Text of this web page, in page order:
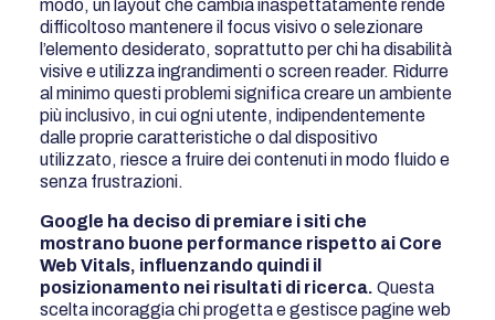
modo, un layout che cambia inaspettatamente rende
difficoltoso mantenere il focus visivo o selezionare
l’elemento desiderato, soprattutto per chi ha disabilità
visive e utilizza ingrandimenti o screen reader. Ridurre
al minimo questi problemi significa creare un ambiente
più inclusivo, in cui ogni utente, indipendentemente
dalle proprie caratteristiche o dal dispositivo
utilizzato, riesce a fruire dei contenuti in modo fluido e
senza frustrazioni.
Google ha deciso di premiare i siti che
mostrano buone performance rispetto ai Core
Web Vitals, influenzando quindi il
posizionamento nei risultati di ricerca. Questa
scelta incoraggia chi progetta e gestisce pagine web